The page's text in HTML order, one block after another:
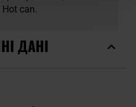
Hot can.
ДАНІ